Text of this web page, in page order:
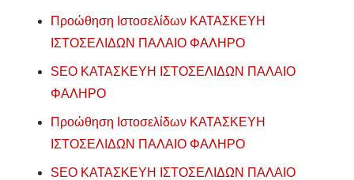
Προώθηση Ιστοσελίδων ΚΑΤΑΣΚΕΥΗ
ΙΣΤΟΣΕΛΙΔΩΝ ΠΑΛΑΙΟ ΦΑΛΗΡΟ
SEO ΚΑΤΑΣΚΕΥΗ ΙΣΤΟΣΕΛΙΔΩΝ ΠΑΛΑΙΟ
ΦΑΛΗΡΟ
Προώθηση Ιστοσελίδων ΚΑΤΑΣΚΕΥΗ
ΙΣΤΟΣΕΛΙΔΩΝ ΠΑΛΑΙΟ ΦΑΛΗΡΟ
SEO ΚΑΤΑΣΚΕΥΗ ΙΣΤΟΣΕΛΙΔΩΝ ΠΑΛΑΙΟ